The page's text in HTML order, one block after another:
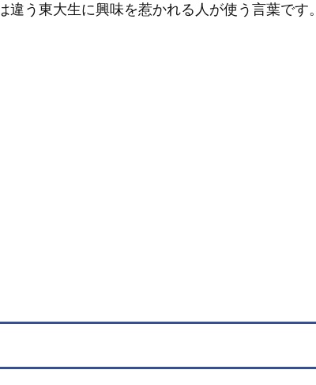
う東大生に興味を惹かれる人が使う言葉です。